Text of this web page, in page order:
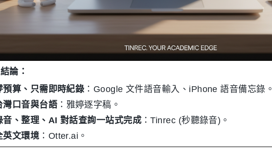
論：
預算、只需即時紀錄 ：Google 文件語音輸入、iPhone 語音備忘錄。
灣口音與台語 ：雅婷逐字稿。
音、整理、AI 對話查詢一站式完成 ：Tinrec (秒聽錄音)。
英文環境 ：Otter.ai。